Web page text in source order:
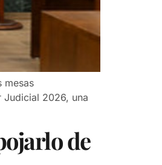
mesas
Judicial 2026, una
de